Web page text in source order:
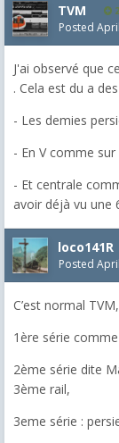
TVM
Posted
J'ai observé que
. Cela est du a
- Les demies
- En V comme
- Et centrale
avoir déjà vu une
loco141R
Posted
C’est normal
1ère série
2ème série dite
3ème rail,
3eme série :